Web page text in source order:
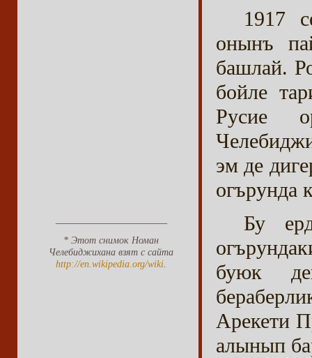
* Этот снимок Номан
Челебиджихана взят с сайта
http://en.wikipedia.org/wiki
1917
онынъ
башлай.
бойле
Русие
эм де
огърунда
Бу
буюк
Арекети
алынып